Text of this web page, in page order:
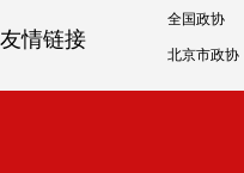
友情链接
全国政协
北京市政协